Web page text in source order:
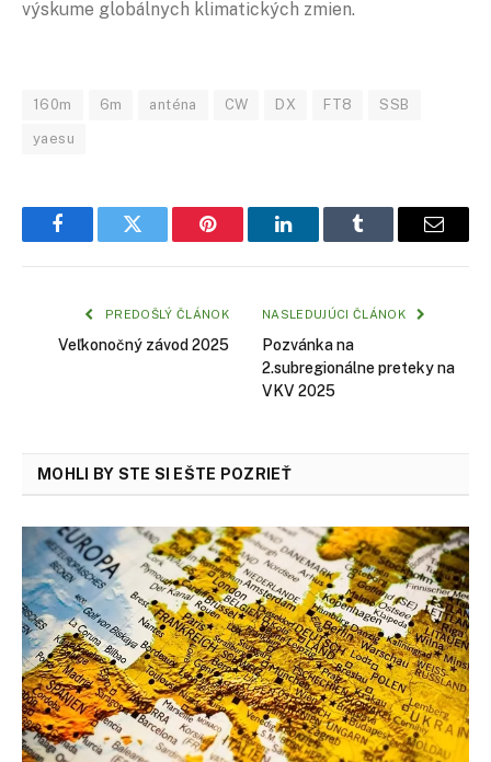
výskume globálnych klimatických zmien.
160m 6m anténa CW DX FT8 SSB
yaesu
FacebookTwitter Pinterest LinkedInTumblr Email
PREDOŠLÝ ČLÁNOK
Veľkonočný závod 2025
NASLEDUJÚCI ČLÁNOK
Pozvánka na
2.subregionálne preteky na
VKV 2025
MOHLI BY STE SI EŠTE POZRIEŤ